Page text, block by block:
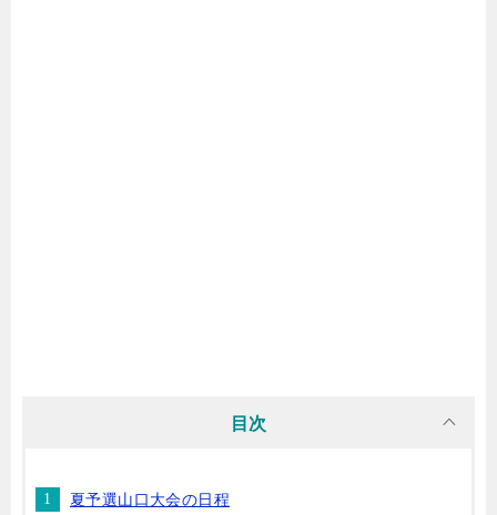
目次
夏予選山口大会の日程